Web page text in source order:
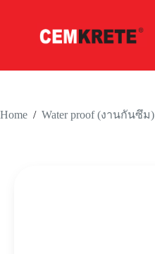
Skip
Home / Water proof (งานกันซึม)